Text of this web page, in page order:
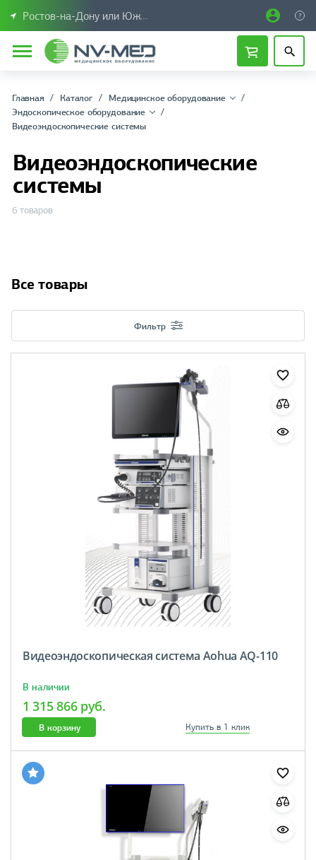
Ростов-на-Дону или Южный Федеральный округ
Главная Каталог
Медицинское оборудование
Эндоскопическое оборудование
Видеоэндоскопические системы
Видеоэндоскопические
системы
6 товаров
Все товары
Фильтр
Видеоэндоскопическая система Aohua AQ-110
В наличии
1 315 866 руб.
В корзину Купить в 1 клик